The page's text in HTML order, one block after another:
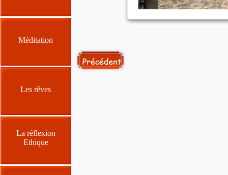
Méditation
Les rêves
La réflexion
Ethique